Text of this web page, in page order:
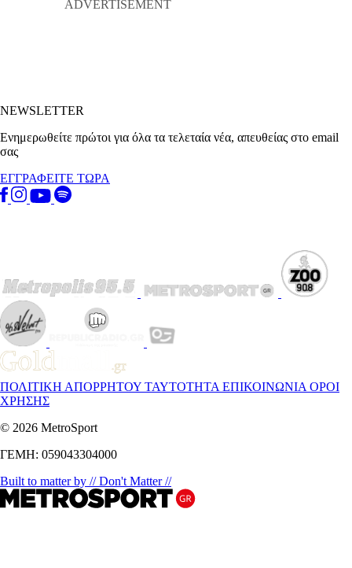
NEWSLETTER
Ενημερωθείτε πρώτοι για όλα τα τελεταία νέα, απευθείας στο email
σας
ΕΓΓΡΑΦΕΙΤΕ ΤΩΡΑ
ΠΟΛΙΤΙΚΗ ΑΠΟΡΡΗΤΟΥ ΤΑΥΤΟΤΗΤΑ ΕΠΙΚΟΙΝΩΝΙΑ ΟΡΟΙ
ΧΡΗΣΗΣ
© 2026 MetroSport
ΓΕΜΗ: 059043304000
Built to matter by // Don't Matter //